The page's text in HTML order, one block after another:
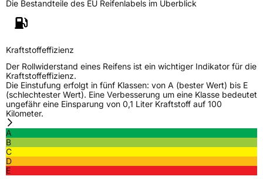
Weitere Eigenschaften
Schlauchtyp
ZustandNeureifen
M+SJa
Verstärkt
EU Label
EffizienzC
Die Bestandteile des EU Reifenlabels im Überblick
Kraftstoffeffizienz
Der Rollwiderstand eines Reifens ist ein wichtiger Indikator für die
Kraftstoffeffizienz.
Die Einstufung erfolgt in fünf Klassen: von A (bester Wert) bis E
(schlechtester Wert). Eine Verbesserung um eine Klasse bedeutet
ungefähr eine Einsparung von 0,1 Liter Kraftstoff auf 100
Kilometer.
A
B
C
D
E